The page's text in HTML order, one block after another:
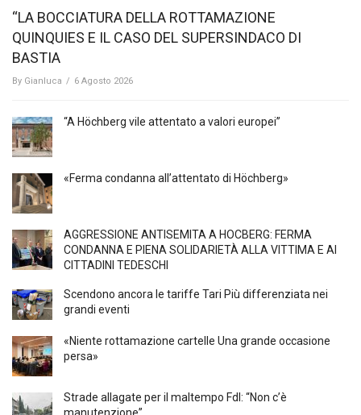
“LA BOCCIATURA DELLA ROTTAMAZIONE
QUINQUIES E IL CASO DEL SUPERSINDACO DI
BASTIA
By Gianluca / 6 Agosto 2026
“A Höchberg vile attentato a valori europei”
«Ferma condanna all’attentato di Höchberg»
AGGRESSIONE ANTISEMITA A HÖCBERG: FERMA
CONDANNA E PIENA SOLIDARIETÀ ALLA VITTIMA E AI
CITTADINI TEDESCHI
Scendono ancora le tariffe Tari Più differenziata nei
grandi eventi
«Niente rottamazione cartelle Una grande occasione
persa»
Strade allagate per il maltempo FdI: “Non c’è
manutenzione”